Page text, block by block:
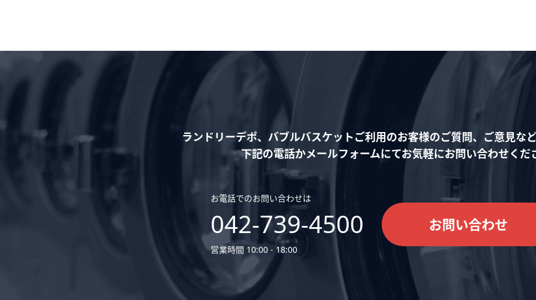
ランドリーデポ、バブルバスケットご利用のお客様のご質問、ご意見な
下記の電話かメールフォームにてお気軽にお問い合わせくだ
お電話でのお問い合わせは
042-739-4500
営業時間 10:00 - 18:00
お問い合わせ